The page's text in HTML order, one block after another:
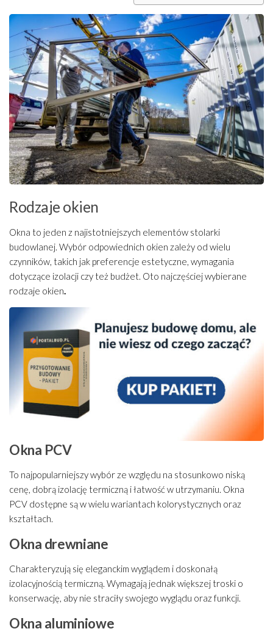
Rodzaje okien
Okna to jeden z najistotniejszych elementów stolarki
budowlanej. Wybór odpowiednich okien zależy od wielu
czynników, takich jak preferencje estetyczne, wymagania
dotyczące izolacji czy też budżet. Oto najczęściej wybierane
rodzaje okien.
Okna PCV
To najpopularniejszy wybór ze względu na stosunkowo niską
cenę, dobrą izolację termiczną i łatwość w utrzymaniu. Okna
PCV dostępne są w wielu wariantach kolorystycznych oraz
kształtach.
Okna drewniane
Charakteryzują się eleganckim wyglądem i doskonałą
izolacyjnością termiczną. Wymagają jednak większej troski o
konserwację, aby nie straciły swojego wyglądu oraz funkcji.
Okna aluminiowe